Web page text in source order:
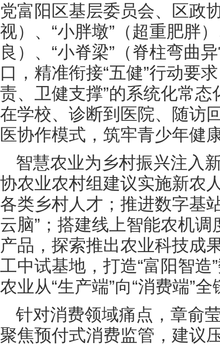
党富阳区基层委员会、区政
视）、“小胖墩”（超重肥胖
良）、“小脊梁”（脊柱弯曲
口，精准衔接“五健”行动要
责、卫健支撑”的系统化常
在学校、诊断到医院、随访
医协作模式，筑牢青少年健
智慧农业为乡村振兴注入
协农业农村组建议实施新农
各类乡村人才；推进数字基
云脑”；搭建线上智能农机
产品，探索推出农业科技成
工中试基地，打造“富阳智
农业从“生产端”向“消费端”
针对消费领域痛点，章俞
聚焦预付式消费监管，建议